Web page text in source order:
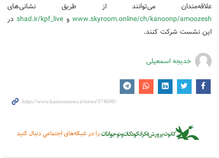
علاقه‌مندان می‌توانند از طریق نشانی‌های
www.skyroom.online/ch/kanoonp/amoozeshو shad.ir/kpf_liveدر
این نشست شرکت کنند.
خدیجه اسمعیلی